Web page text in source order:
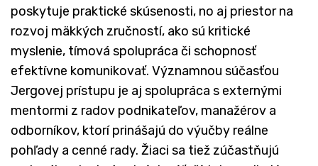
poskytuje praktické skúsenosti, no aj priestor na
rozvoj mäkkých zručností, ako sú kritické
myslenie, tímová spolupráca či schopnosť
efektívne komunikovať. Významnou súčasťou
Jergovej prístupu je aj spolupráca s externými
mentormi z radov podnikateľov, manažérov a
odborníkov, ktorí prinášajú do výučby reálne
pohľady a cenné rady. Žiaci sa tiež zúčastňujú